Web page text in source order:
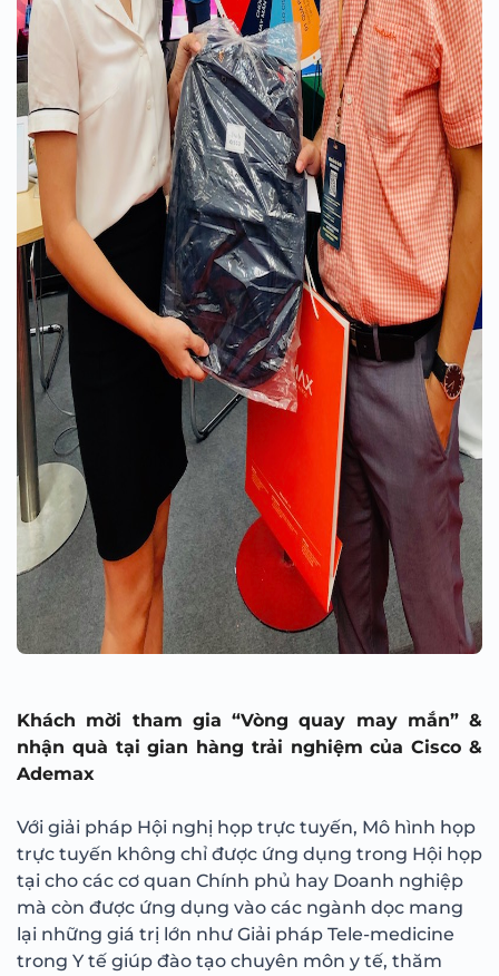
Khách mời tham gia “Vòng quay may mắn” &
nhận quà tại gian hàng trải nghiệm của Cisco &
Ademax
Với giải pháp Hội nghị họp trực tuyến, Mô hình họp
trực tuyến không chỉ được ứng dụng trong Hội họp
tại cho các cơ quan Chính phủ hay Doanh nghiệp
mà còn được ứng dụng vào các ngành dọc mang
lại những giá trị lớn như Giải pháp Tele-medicine
trong Y tế giúp đào tạo chuyên môn y tế, thăm